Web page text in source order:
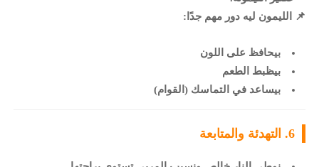
📌 الليمون ليه دور مهم جدًا:
بيحافظ على اللون
بيظبط الطعم
بيساعد في التماسك (القوام)
6. التهدئة والمتابعة